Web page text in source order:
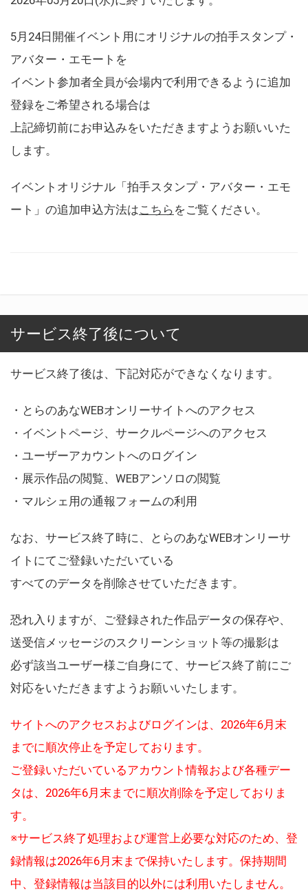
5月24日開催イベント用にオリジナルの拍手スタンプ・
アバター・エモートを
イベント参加者全員が会場内で利用できるように追加
登録をご希望される場合は
上記締切前にお申込みをいただきますようお願いいた
します。
イベントオリジナル「拍手スタンプ・アバター・エモ
ート」の追加申込方法はこちら をご覧ください。
サービス終了後について
サービス終了後は、下記対応ができなくなります。
・とらのあなWEBオンリーサイトへのアクセス
・イベントページ、サークルページへのアクセス
・ユーザーアカウントへのログイン
・展示作品の閲覧、WEBアンソロの閲覧
・マルシェ用の通報フォームの利用
なお、サービス終了時に、とらのあなWEBオンリーサ
イトにてご登録いただいている
すべてのデータを削除させていただきます。
恐れ入りますが、ご登録された作品データの保存や、
送受信メッセージのスクリーンショット等の撮影は
必ず該当ユーザー様ご自身にて、サービス終了前にご
対応をいただきますようお願いいたします。
サイトへのアクセスおよびログインは、2026年6月末
までに順次停止を予定しております。
ご登録いただいているアカウント情報および各種デー
タは、2026年6月末までに順次削除を予定しておりま
す。
※サービス終了処理および運営上必要な対応のため、登
録情報は2026年6月末まで保持いたします。保持期間
中、登録情報は当該目的以外には利用いたしません。